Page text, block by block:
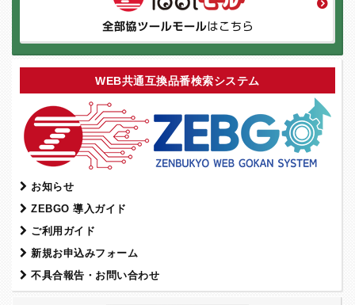
WEB共通互換品番検索システム
お知らせ
ZEBGO 導入ガイド
ご利用ガイド
新規お申込みフォーム
不具合報告・お問い合わせ